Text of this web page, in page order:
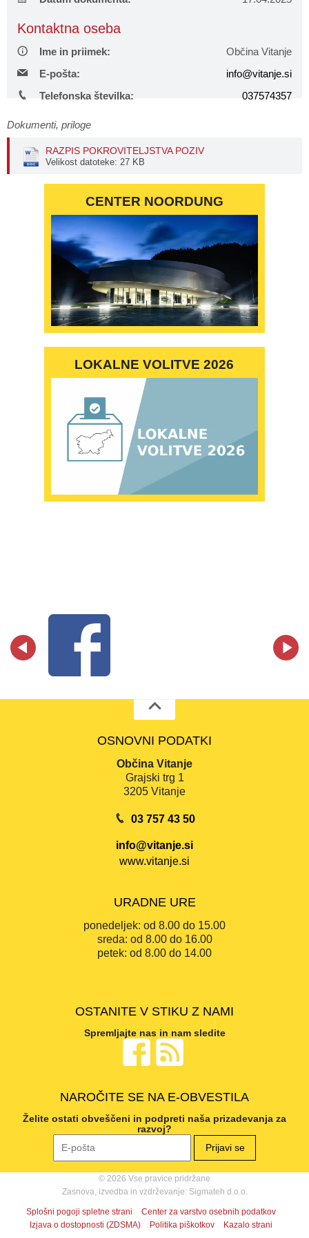
Kontaktna oseba
Ime in priimek:
Občina Vitanje
E-pošta:
info@vitanje.si
Telefonska številka:
037574357
Dokumenti, priloge
RAZPIS POKROVITELJSTVA POZIV
Velikost datoteke: 27 KB
CENTER NOORDUNG
LOKALNE VOLITVE 2026
OSNOVNI PODATKI
Občina Vitanje
Grajski trg 1
3205 Vitanje
03 757 43 50
info@vitanje.si
www.vitanje.si
URADNE URE
ponedeljek: od 8.00 do 15.00
sreda: od 8.00 do 16.00
petek: od 8.00 do 14.00
OSTANITE V STIKU Z NAMI
Spremljajte nas in nam sledite
NAROČITE SE NA E-OBVESTILA
Želite ostati obveščeni in podpreti naša prizadevanja za
razvoj?
© 2026 Vse pravice pridržane
Zasnova, izvedba in vzdrževanje: Sigmateh d.o.o.
Splošni pogoji spletne strani
Center za varstvo osebnih podatkov
Izjava o dostopnosti (ZDSMA)
Politika piškotkov Kazalo strani
Proračuni občine
Občinski časopis
Projekti in investicije
Lokalne volitve 2026